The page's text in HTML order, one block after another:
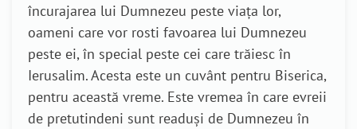
încurajarea lui Dumnezeu peste viața lor,
oameni care vor rosti favoarea lui Dumnezeu
peste ei, în special peste cei care trăiesc în
Ierusalim. Acesta este un cuvânt pentru Biserica,
pentru această vreme. Este vremea în care evreii
de pretutindeni sunt readuși de Dumnezeu în